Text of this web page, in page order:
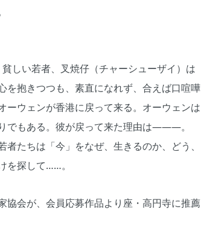
い若者、叉焼仔（チャーシューザイ）は
を抱きつつも、素直になれず、合えば口喧嘩
ーウェンが香港に戻って来る。オーウェンは
でもある。彼が戻って来た理由は―――。
たちは「今」をなぜ、生きるのか、どう、
を探して……。
協会が、会員応募作品より座・高円寺に推薦